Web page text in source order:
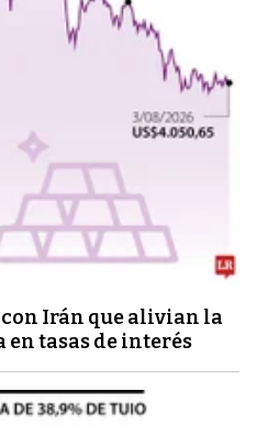
con Irán que alivian la
tasas de interés